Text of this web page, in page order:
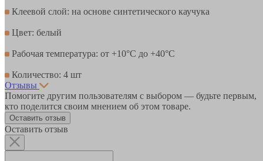
Клеевой слой: на основе синтетического каучука
Цвет: белый
Рабочая температура: от +10°С до +40°С
Количество: 4 шт
Отзывы
Помогите другим пользователям с выбором — будьте первым,
кто поделится своим мнением об этом товаре.
Оставить отзыв
Оставить отзыв